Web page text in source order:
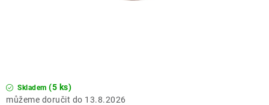
Skladem (5 ks)
13.8.2026